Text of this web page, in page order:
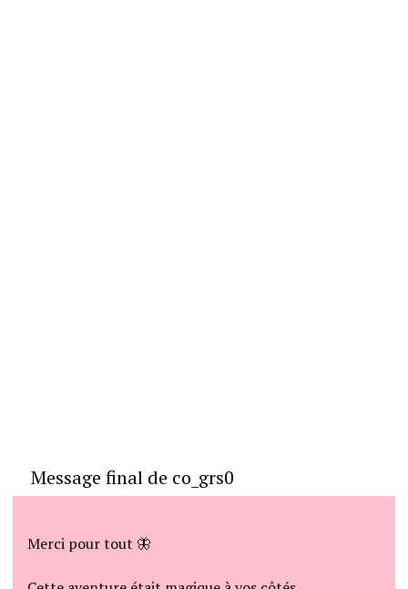
Message final de co_grs0
Merci pour tout 🦋